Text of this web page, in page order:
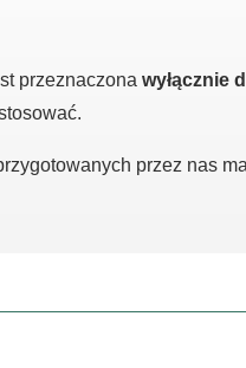
przeznaczona wyłącznie
przez nas